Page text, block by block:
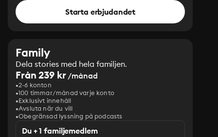
Starta erbjudandet
Family
Dela stories med hela familjen.
Från 239 kr/månad
2-6 konton
100 timmar/månad varje konto
Exklusivt innehåll
Avsluta när du vill
Obegränsad lyssning på podcasts
Du + 1 familjemedlem